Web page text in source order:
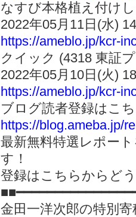
なすび本格植え付け
2022年05月11日(水)
https://ameblo.jp/kcr-
クイック (4318 東証
2022年05月10日(火)
https://ameblo.jp/kcr-
ブログ読者登録はこ
https://blog.ameba.jp/
最新無料特選レポー
す！
登録はこちらからど
金田一洋次郎の特別寄